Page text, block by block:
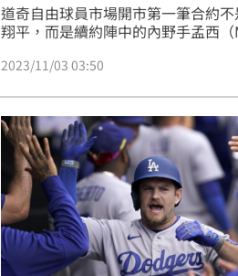
道奇自由球員市場開市第一筆合約
翔平，而是續約陣中的內野手孟西
奇可以執行1000萬的球團選擇權。
2023/11/03 03:50